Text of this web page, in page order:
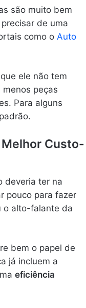
são muito bem
de uma
como o Auto
ele não tem
peças
Para alguns
Custo-
deveria ter na
pouco para fazer
o alto-falante da
bem o papel de
já incluem a
eficiência